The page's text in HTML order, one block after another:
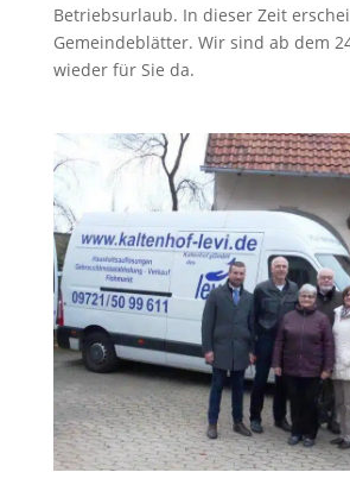
Betriebsurlaub. In dieser Zeit
Gemeindeblätter. Wir sind ab dem
wieder für Sie da.